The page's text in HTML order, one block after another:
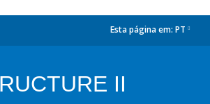
Esta página em: PT
II